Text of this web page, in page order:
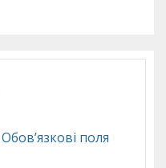
Обов’язкові поля